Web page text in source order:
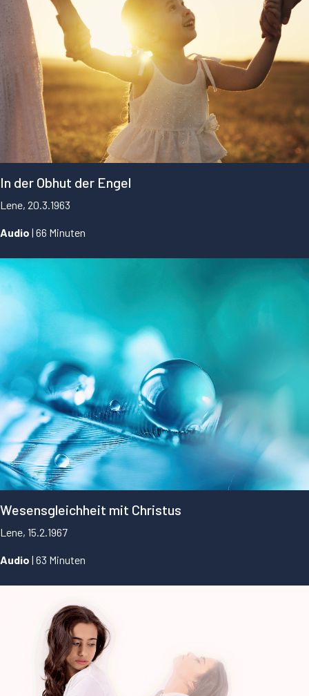
In der Obhut der Engel
Lene, 20.3.1963
Audio | 66 Minuten
...
Wesensgleichheit mit Christus
Lene, 15.2.1967
Audio | 63 Minuten
...